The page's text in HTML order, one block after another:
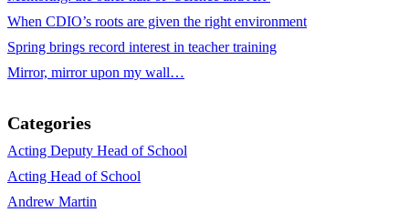
When CDIO’s roots are given the right environment
Spring brings record interest in teacher training
Mirror, mirror upon my wall…
Categories
Acting Deputy Head of School
Acting Head of School
Andrew Martin